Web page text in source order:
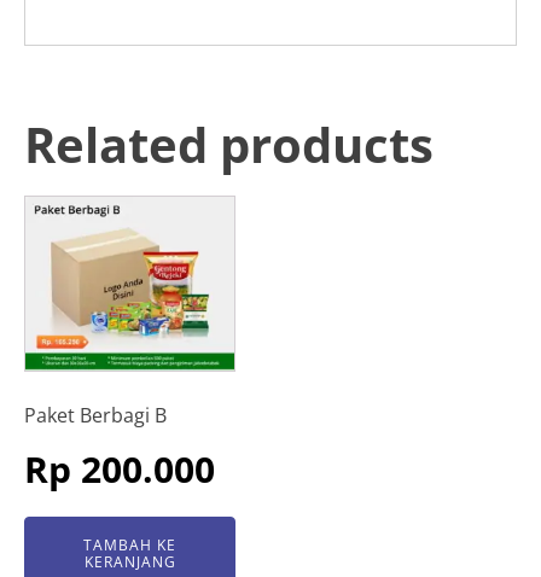
Related products
Paket Berbagi B
Rp 200.000
TAMBAH KE
KERANJANG